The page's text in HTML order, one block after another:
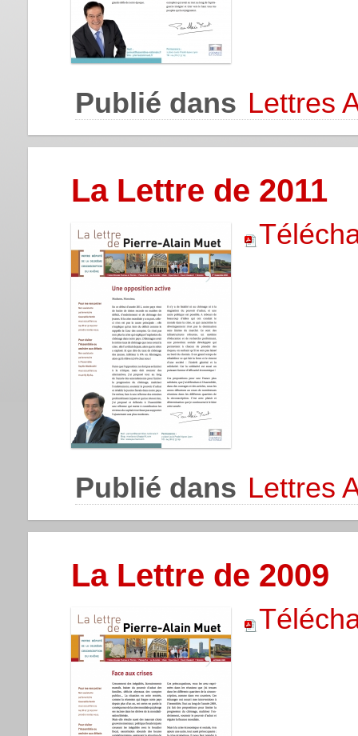
Publié dans Lettres
La Lettre de 2011
Publié dans Lettres
La Lettre de 2009